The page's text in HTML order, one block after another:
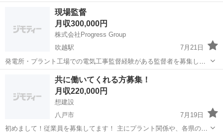
現場監督
月収300,000円
株式会社Progress Group
吹越駅
7月21日
発電所・プラント工場での電気工事監督経験がある監督者を募集して
います。 経験が浅い方でもお気軽にご相談ください。 工事期間：
2025年8月1日～ ※それ以降の業務もあります。 募集人数：2名 必要資
格：職長教育・酸欠教育...
吹越駅 施工管理 業務
共に働いてくれる方募集！
月収220,000円
想建設
八戸市
7月19日
初めまして！従業員を募集してます！ 主にプラント関係や、各県の原